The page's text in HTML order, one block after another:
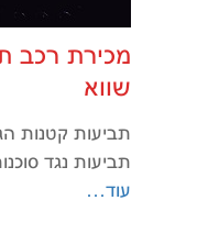
מכירת רכב
שווא
תביעות קטנות
תביעות נגד
עוד…